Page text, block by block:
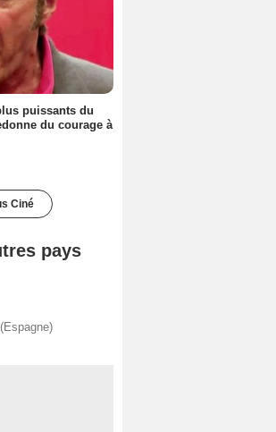
puissants du
du courage à
Ciné
pays
(Espagne)